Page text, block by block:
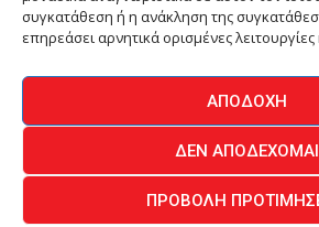
συγκατάθεση ή η ανάκληση της
επηρεάσει αρνητικά ορισμένες
ΑΠΟΔΟΧΉ
ΔΕΝ ΑΠΟΔΈΧΟΜΑΙ
ΠΡΟΒΟΛΉ
ΕΠΙΚΟΙΝΩΝΙΑ
© 2026 - All Rights